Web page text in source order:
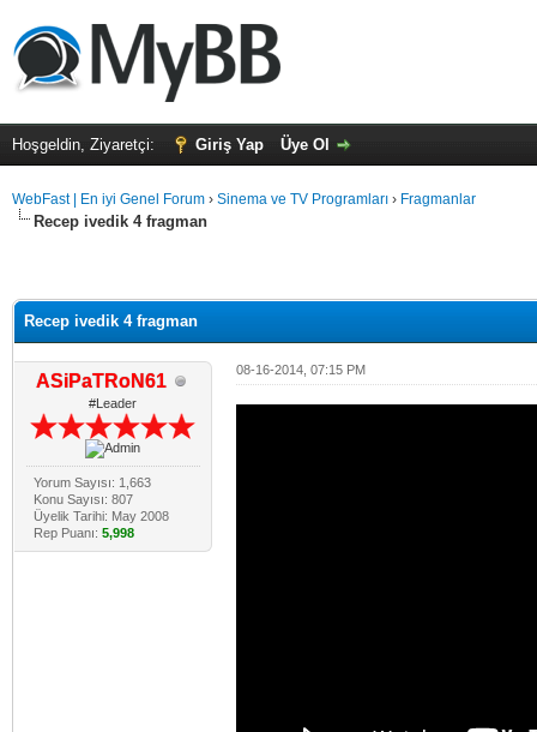
Hoşgeldin, Ziyaretçi: Giriş Yap Üye Ol
WebFast | En iyi Genel Forum › Sinema ve TV Programları › Fragmanlar
Recep ivedik 4 fragman
Recep ivedik 4 fragman
ASiPaTRoN61
#Leader
Yorum Sayısı: 1,663
Konu Sayısı: 807
Üyelik Tarihi: May 2008
Rep Puanı: 5,998
08-16-2014, 07:15 PM